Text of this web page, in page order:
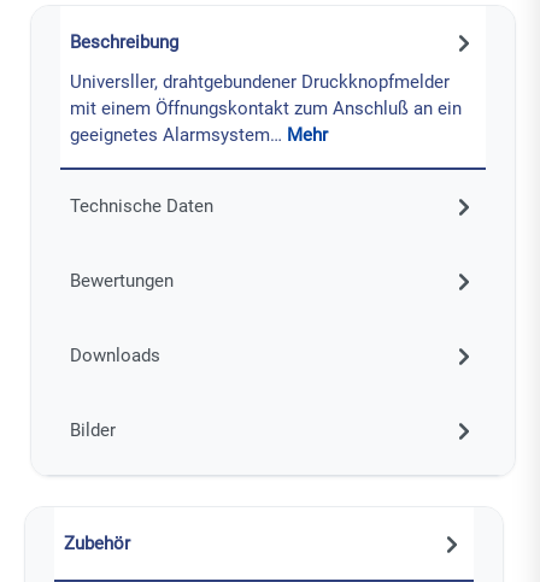
Beschreibung
Universller, drahtgebundener Druckknopfmelder
mit einem Öffnungskontakt zum Anschluß an ein
geeignetes Alarmsystem… Mehr
Technische Daten
Bewertungen
Downloads
Bilder
Zubehör